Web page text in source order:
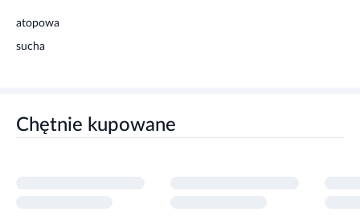
atopowa
sucha
Chętnie kupowane